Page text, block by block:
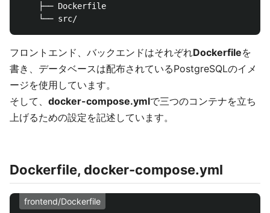
    ├── Dockerfile
フロントエンド、バックエンドはそれぞれDockerfileを
書き、データベースは配布されているPostgreSQLのイメ
ージを使用しています。
そして、 docker-compose.ymlで三つのコンテナを立ち
上げるための設定を記述しています。
Dockerfile, docker-compose.yml
frontend/Dockerfile